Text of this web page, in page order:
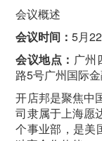
会议概述
会议时间：5月
会议地点： 广州
路5号广州国际
开店邦是聚焦中
司隶属于上海愿
个事业部，是美